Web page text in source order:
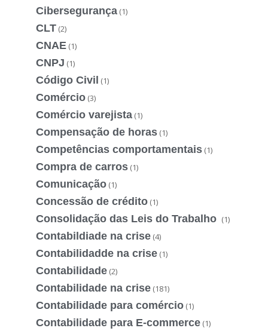
Cibersegurança (1)
CLT (2)
CNAE (1)
CNPJ (1)
Código Civil (1)
Comércio (3)
Comércio varejista (1)
Compensação de horas (1)
Competências comportamentais (1)
Compra de carros (1)
Comunicação (1)
Concessão de crédito (1)
Consolidação das Leis do Trabalho (1)
Contabildiade na crise (4)
Contabilidadde na crise (1)
Contabilidade (2)
Contabilidade na crise (181)
Contabilidade para comércio (1)
Contabilidade para E-commerce (1)